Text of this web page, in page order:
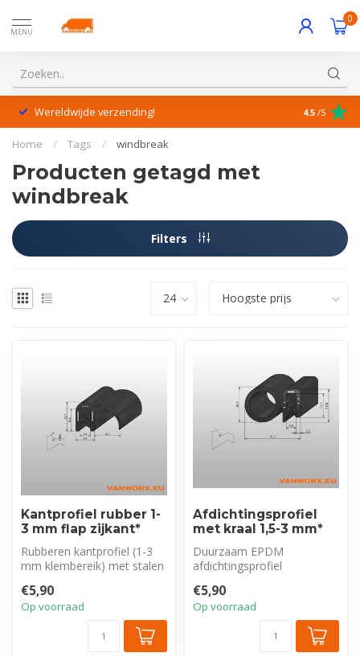
MENU
0
Wereldwijde verzending! 4.5 /5
Home / Tags / windbreak
Producten getagd met
windbreak
Filters
Kantprofiel rubber 1-
3 mm flap zijkant*
Rubberen kantprofiel (1-3
mm klembereik) met stalen
€5,90
Op voorraad
Afdichtingsprofiel
met kraal 1,5-3 mm*
Duurzaam EPDM
afdichtingsprofiel
stalen inlage. Combin...
€5,90
Op voorraad